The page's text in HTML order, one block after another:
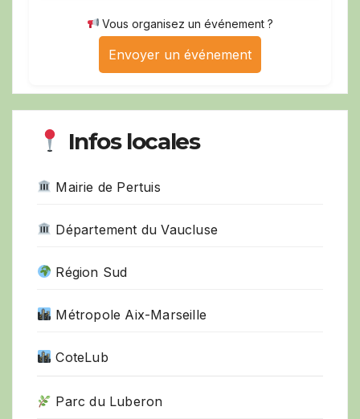
Vous organisez un événement ?
Envoyer un événement
Infos locales
Mairie de Pertuis
Département du Vaucluse
Région Sud
Métropole Aix-Marseille
CoteLub
Parc du Luberon